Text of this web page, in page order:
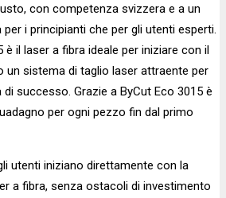
con competenza svizzera e a un
i principianti che per gli utenti esperti.
è il laser a fibra ideale per iniziare con il
un sistema di taglio laser attraente per
successo. Grazie a ByCut Eco 3015 è
per ogni pezzo fin dal primo
utenti iniziano direttamente con la
a fibra, senza ostacoli di investimento